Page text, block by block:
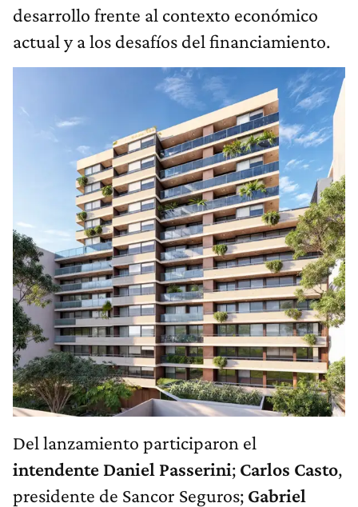
desarrollo frente al contexto económico
actual y a los desafíos del financiamiento.
Del lanzamiento participaron el
intendente Daniel Passerini; Carlos Casto,
presidente de Sancor Seguros; Gabriel